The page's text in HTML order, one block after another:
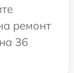
ремонт
36